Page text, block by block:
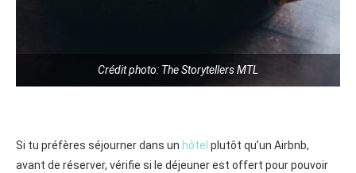
Crédit photo: The Storytellers MTL
Si tu préfères séjourner dans un hôtel plutôt qu’un Airbnb,
avant de réserver, vérifie si le déjeuner est offert pour pouvoir